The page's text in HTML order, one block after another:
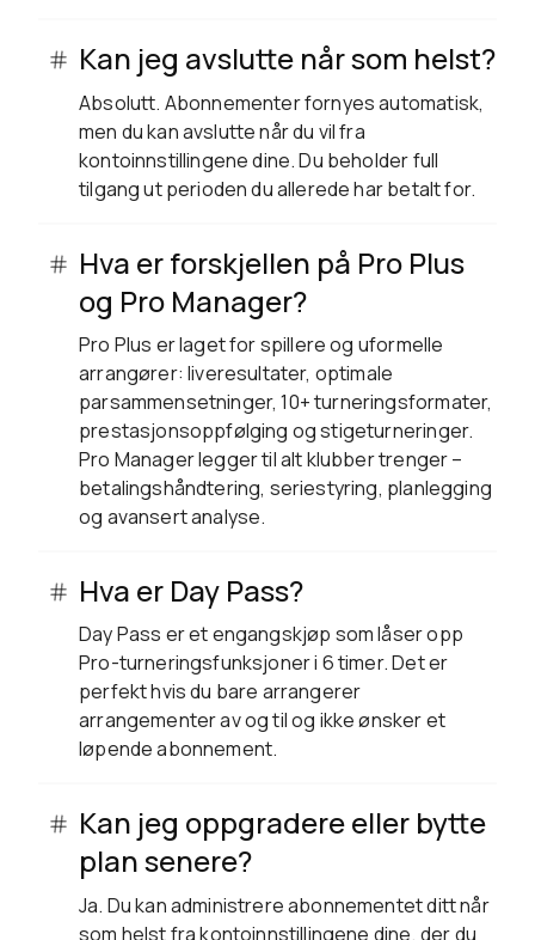
Kan jeg avslutte når som helst?
Absolutt. Abonnementer fornyes automatisk,
men du kan avslutte når du vil fra
kontoinnstillingene dine. Du beholder full
tilgang ut perioden du allerede har betalt for.
Hva er forskjellen på Pro Plus
og Pro Manager?
Pro Plus er laget for spillere og uformelle
arrangører: liveresultater, optimale
parsammensetninger, 10+ turneringsformater,
prestasjonsoppfølging og stigeturneringer.
Pro Manager legger til alt klubber trenger –
betalingshåndtering, seriestyring, planlegging
og avansert analyse.
Hva er Day Pass?
Day Pass er et engangskjøp som låser opp
Pro-turneringsfunksjoner i 6 timer. Det er
perfekt hvis du bare arrangerer
arrangementer av og til og ikke ønsker et
løpende abonnement.
Kan jeg oppgradere eller bytte
plan senere?
Ja. Du kan administrere abonnementet ditt når
som helst fra kontoinnstillingene dine, der du